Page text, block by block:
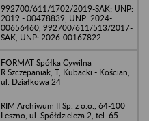
992700/611/1702/2019-SAK; UNP:
2019 - 00478839, UNP: 2024-
00656460, 992700/611/513/2017-
SAK, UNP: 2026-00167822
FORMAT Spółka Cywilna
R.Szczepaniak, T, Kubacki - Kościan,
ul. Działkowa 24
RIM Archiwum II Sp. z o.o., 64-100
Leszno, ul. Spółdzielcza 2, tel. 65